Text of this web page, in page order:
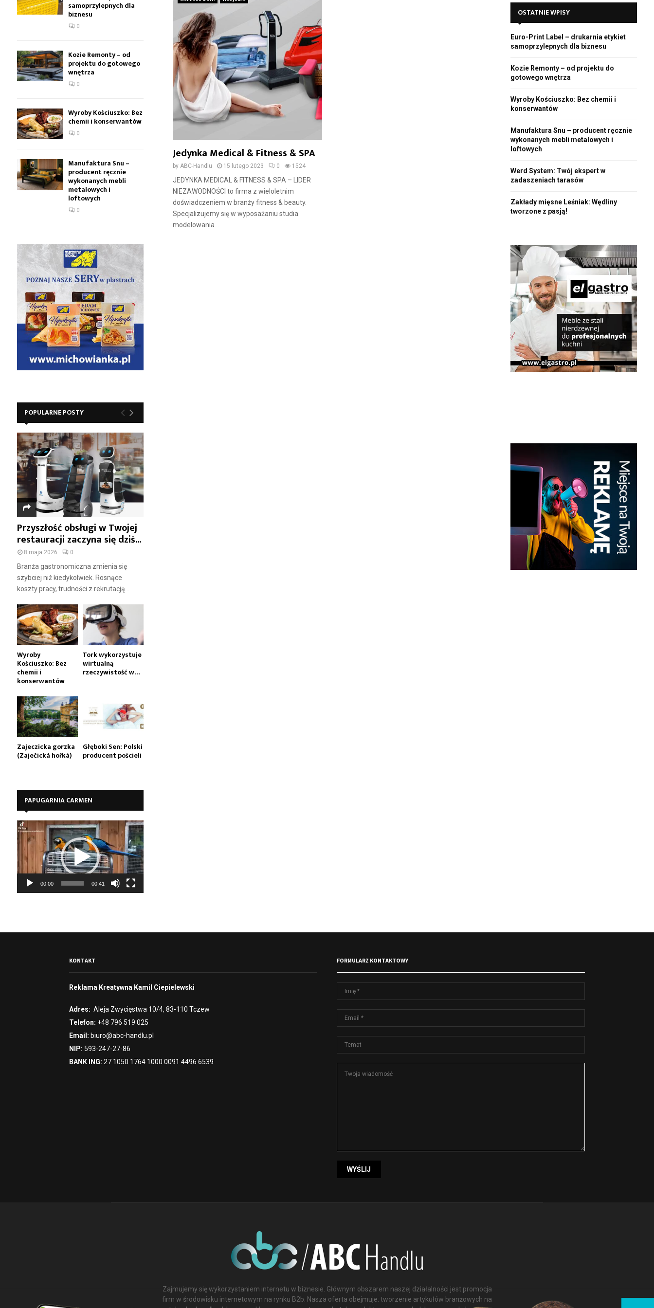
Jedynka Medical & Fitness & SPA
by ABC-Handlu 15 lutego 2023 0 1524
JEDYNKA MEDICAL & FITNESS & SPA – LIDER
NIEZAWODNOŚCI to firma z wieloletnim
doświadczeniem w branży fitness & beauty.
Specjalizujemy się w wyposażaniu studia
modelowania...
samoprzylepnych dla
biznesu
0
Kozie Remonty – od
projektu do gotowego
wnętrza
0
Wyroby Kościuszko: Bez
chemii i konserwantów
0
Manufaktura Snu –
producent ręcznie
wykonanych mebli
metalowych i
loftowych
0
POPULARNE POSTY
Przyszłość obsługi w Twojej
restauracji zaczyna się dziś...
8 maja 2026 0
Branża gastronomiczna zmienia się
szybciej niż kiedykolwiek. Rosnące
koszty pracy, trudności z rekrutacją...
Wyroby
Kościuszko: Bez
chemii i
konserwantów
Tork wykorzystuje
wirtualną
rzeczywistość w…
Zajeczicka gorzka
(Zaječická hořká)
Głęboki Sen: Polski
producent pościeli
PAPUGARNIA CARMEN
O
t
a
r
00:00 00:41
r
:
E
A
R
OSTATNIE WPISY
Euro-Print Label – drukarnia etykiet
samoprzylepnych dla biznesu
Kozie Remonty – od projektu do
gotowego wnętrza
Wyroby Kościuszko: Bez chemii i
konserwantów
Manufaktura Snu – producent ręcznie
wykonanych mebli metalowych i
loftowych
Werd System: Twój ekspert w
zadaszeniach tarasów
Zakłady mięsne Leśniak: Wędliny
tworzone z pasją!
KONTAKT
Reklama Kreatywna Kamil Ciepielewski
Adres: Aleja Zwycięstwa 10/4, 83-110 Tczew
Telefon: +48 796 519 025
Email: biuro@abc-handlu.pl
NIP: 593-247-27-86
BANK ING: 27 1050 1764 1000 0091 4496 6539
FORMULARZ KONTAKTOWY
Zajmujemy się wykorzystaniem internetu w biznesie. Głównym obszarem naszej działalności jest promocja
firm w środowisku internetowym na rynku B2b. Nasza oferta obejmuje: tworzenie artykułów branżowych na